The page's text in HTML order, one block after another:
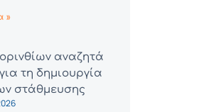
»
αναζητά
τη δημιουργία
στάθμευσης